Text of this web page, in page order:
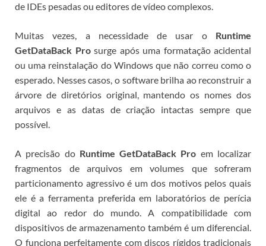
de IDEs pesadas ou editores de vídeo complexos.
Muitas vezes, a necessidade de usar o Runtime
GetDataBack Prosurge após uma formatação acidental
ou uma reinstalação do Windows que não correu como o
esperado. Nesses casos, o software brilha ao reconstruir a
árvore de diretórios original, mantendo os nomes dos
arquivos e as datas de criação intactas sempre que
possível.
A precisão do Runtime GetDataBack Pro em localizar
fragmentos de arquivos em volumes que sofreram
particionamento agressivo é um dos motivos pelos quais
ele é a ferramenta preferida em laboratórios de perícia
digital ao redor do mundo.A compatibilidade com
dispositivos de armazenamento também é um diferencial.
O funciona perfeitamente com discos rígidos tradicionais